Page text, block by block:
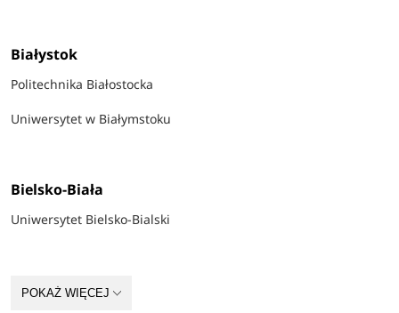
Białystok
Politechnika Białostocka
Uniwersytet w Białymstoku
Bielsko-Biała
Uniwersytet Bielsko-Bialski
Bydgoszcz
POKAŻ WIĘCEJ